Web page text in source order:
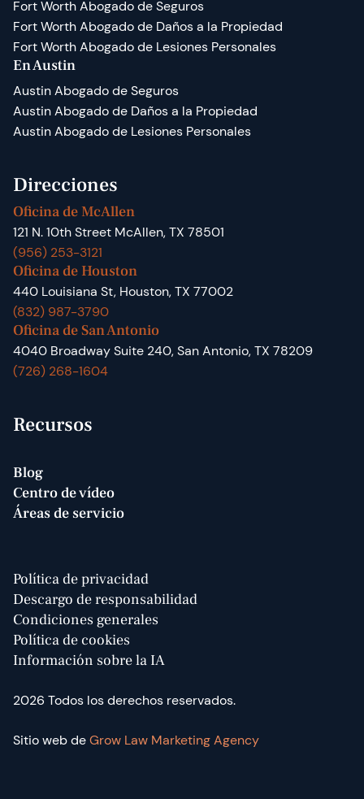
Fort Worth Abogado de Seguros
Fort Worth Abogado de Daños a la Propiedad
Fort Worth Abogado de Lesiones Personales
En Austin
Austin Abogado de Seguros
Austin Abogado de Daños a la Propiedad
Austin Abogado de Lesiones Personales
Direcciones
Oficina de McAllen
121 N. 10th Street McAllen, TX 78501
(956) 253-3121
Oficina de Houston
440 Louisiana St, Houston, TX 77002
(832) 987-3790
Oficina de San Antonio
4040 Broadway Suite 240, San Antonio, TX 78209
(726) 268-1604
Recursos
Blog
Centro de vídeo
Áreas de servicio
2026 Todos los derechos reservados.
Política de privacidad
Descargo de responsabilidad
Condiciones generales
Política de cookies
Información sobre la IA
Sitio web deGrow Law Marketing Agency‍